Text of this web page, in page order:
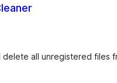
delete all unregistered files